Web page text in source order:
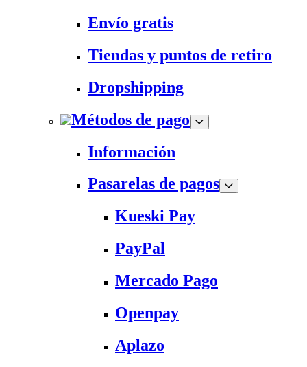
Envío gratis
Tiendas y puntos de retiro
Dropshipping
Métodos de pago
Información
Pasarelas de pagos
Kueski Pay
PayPal
Mercado Pago
Openpay
Aplazo